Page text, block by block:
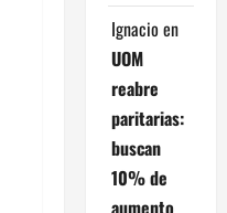
Ignacio en
UOM
reabre
paritarias:
buscan
10% de
aumento